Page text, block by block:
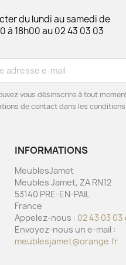
du lundi au samedi de
à 18h00 au 02 43 03 03
vous désinscrire à tout
de contact dans les
INFORMATIONS
MeublesJamet
Meubles Jamet, ZA RN12
53140 PRE-EN-PAIL
France
Appelez-nous : 02 43 03 03
Envoyez-nous un e-mail :
meublesjamet@orange.fr